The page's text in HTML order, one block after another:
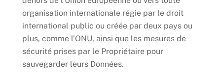
organisation internationale régie par le droit
international public ou créée par deux pays ou
plus, comme l’ONU, ainsi que les mesures de
sécurité prises par le Propriétaire pour
sauvegarder leurs Données.